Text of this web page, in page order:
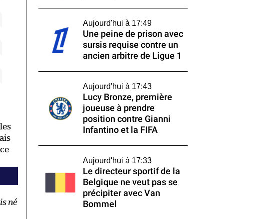
né
Aujourd'hui à 17:49
Une peine de prison avec
sursis requise contre un
ancien arbitre de Ligue 1
Aujourd'hui à 17:43
Lucy Bronze, première
joueuse à prendre
position contre Gianni
Infantino et la FIFA
Aujourd'hui à 17:33
Le directeur sportif de la
Belgique ne veut pas se
précipiter avec Van
Bommel